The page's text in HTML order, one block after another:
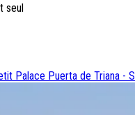
seul
Palace Puerta de Triana -